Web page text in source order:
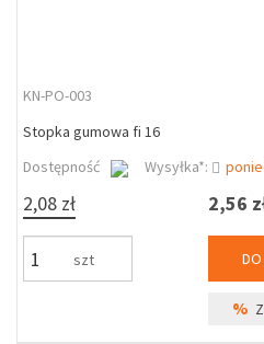
KN-PO-003
Stopka gumowa fi 16
Dostępność
Wysyłka*:
2,08 zł
szt
2,56
%